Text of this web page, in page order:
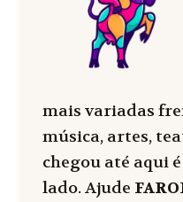
mais variadas
música, artes,
chegou até aqui
lado. Ajude